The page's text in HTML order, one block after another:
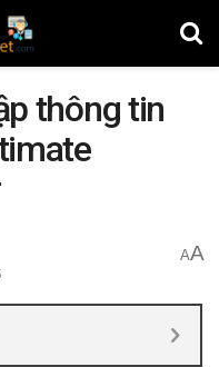
thông tin
AA